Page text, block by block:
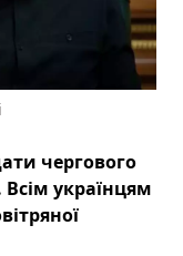
чергового
Всім українцям